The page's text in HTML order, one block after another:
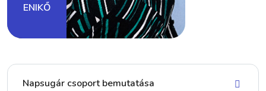
ALIZ
Napsugár csoport bemutatása